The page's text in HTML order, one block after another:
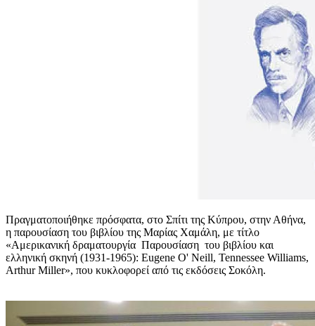
Πραγματοποιήθηκε πρόσφατα, στο Σπίτι της Κύπρου, στην Αθήνα,
η παρουσίαση του βιβλίου της Μαρίας Χαμάλη, με τίτλο
«Αμερικανική δραματουργία Παρουσίαση του βιβλίου και
ελληνική σκηνή (1931-1965): Eugene O' Neill, Tennessee Williams,
Arthur Miller», που κυκλοφορεί από τις εκδόσεις Σοκόλη.